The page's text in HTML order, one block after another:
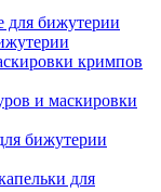
для бижутерии
кримпов
и маскировки
бижутерии
для